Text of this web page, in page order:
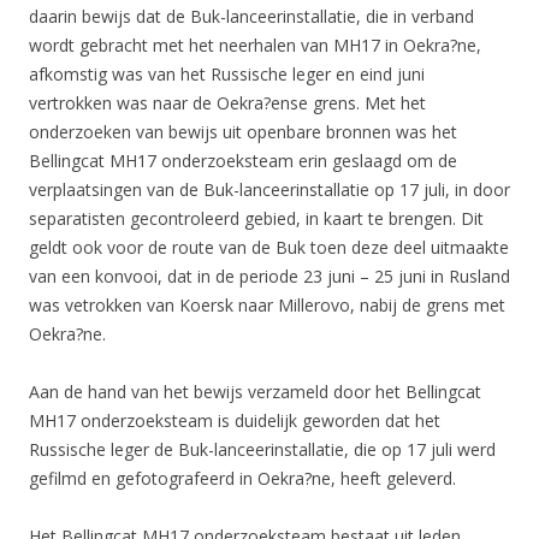
daarin bewijs dat de Buk-lanceerinstallatie, die in verband
wordt gebracht met het neerhalen van MH17 in Oekra?ne,
afkomstig was van het Russische leger en eind juni
vertrokken was naar de Oekra?ense grens. Met het
onderzoeken van bewijs uit openbare bronnen was het
Bellingcat MH17 onderzoeksteam erin geslaagd om de
verplaatsingen van de Buk-lanceerinstallatie op 17 juli, in door
separatisten gecontroleerd gebied, in kaart te brengen. Dit
geldt ook voor de route van de Buk toen deze deel uitmaakte
van een konvooi, dat in de periode 23 juni – 25 juni in Rusland
was vetrokken van Koersk naar Millerovo, nabij de grens met
Oekra?ne.
Aan de hand van het bewijs verzameld door het Bellingcat
MH17 onderzoeksteam is duidelijk geworden dat het
Russische leger de Buk-lanceerinstallatie, die op 17 juli werd
gefilmd en gefotografeerd in Oekra?ne, heeft geleverd.